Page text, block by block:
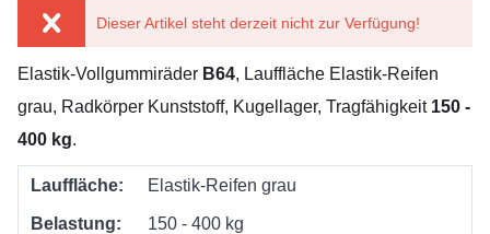
Dieser Artikel steht derzeit nicht zur Verfügung!
Elastik-Vollgummiräder B64, Lauffläche Elastik-Reifen
grau, Radkörper Kunststoff, Kugellager, Tragfähigkeit 150 -
400 kg.
Lauffläche: Elastik-Reifen grau
Belastung: 150 - 400 kg